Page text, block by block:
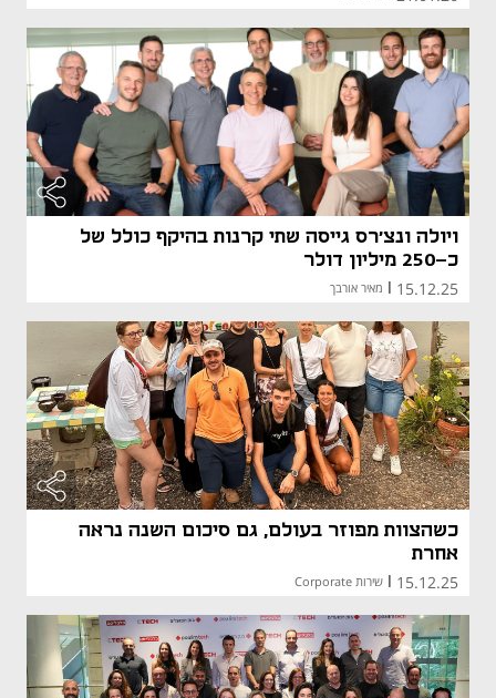
ויולה ונצ'רס גייסה שתי קרנות בהיקף כולל של
כ-250 מיליון דולר
15.12.25 מאיר אורבך
כשהצוות מפוזר בעולם, גם סיכום השנה נראה
אחרת
15.12.25
| שירות Corporate